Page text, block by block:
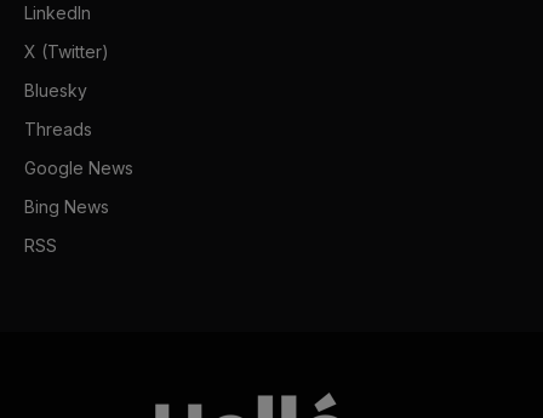
LinkedIn
X (Twitter)
Bluesky
Threads
Google News
Bing News
RSS